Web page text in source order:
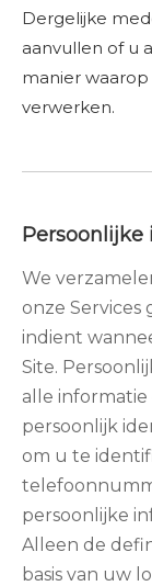
Dergelijke
aanvullen of u
manier
verwerken.
We
onze
indient
Site.
alle
persoonlijk
om u te
persoonlijke
Alleen de
basis van uw